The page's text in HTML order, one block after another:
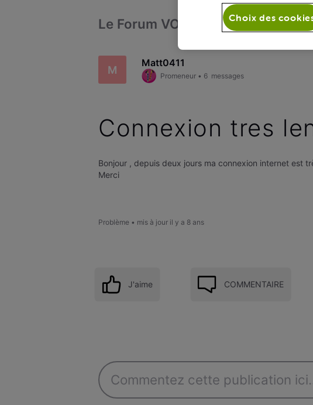
Le Forum VOO Internet
M
Matt0411
Promeneur• 6 messages
Connexion tres
Bonjour , depuis deux jours ma connexion internet est
Merci
Problème • mis à jour il y a 8 ans
J'aime COMMENTAIRE
Choix des